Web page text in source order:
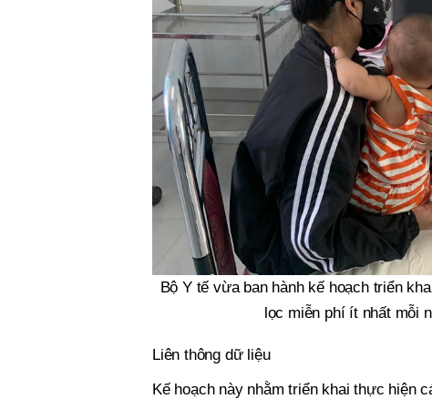
Bộ Y tế vừa ban hành kế hoạch triển
lọc miễn phí ít nhất mỗi
Liên thông dữ liệu
Kế hoạch này nhằm triển khai thực hiện